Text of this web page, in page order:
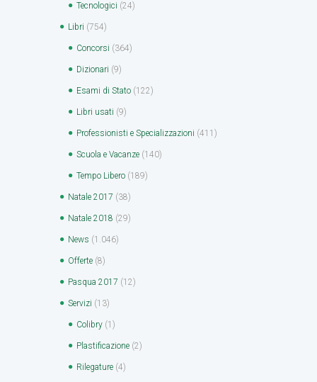
Tecnologici (24)
Libri (754)
Concorsi (364)
Dizionari (9)
Esami di Stato (122)
Libri usati (9)
Professionisti e Specializzazioni (411)
Scuola e Vacanze (140)
Tempo Libero (189)
Natale 2017 (38)
Natale 2018 (29)
News (1.046)
Offerte (8)
Pasqua 2017 (12)
Servizi (13)
Colibry (1)
Plastificazione (2)
Rilegature (4)